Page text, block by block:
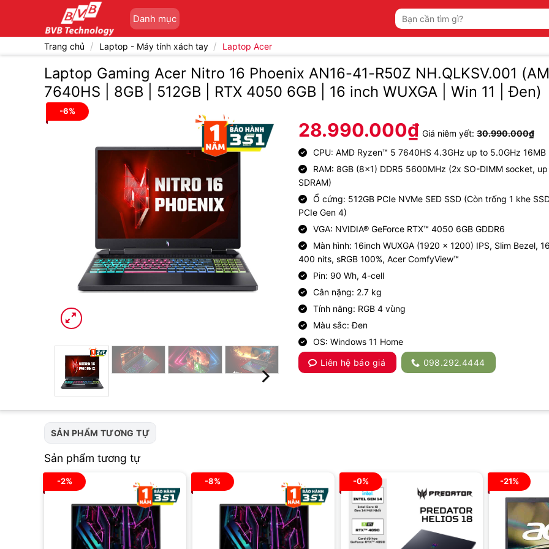
Danh mục
Tìm
kiếm:
Trang chủ / Laptop - Máy tính xách tay / Laptop Acer
Laptop Gaming Acer Nitro 16 Phoenix AN16-41-R50Z NH.QLKSV.001
7640HS | 8GB | 512GB | RTX 4050 6GB | 16 inch WUXGA | Win 11 | Đen)
-6%
28.990.000₫ Giá niêm yết: 30.990.000₫
CPU: AMD Ryzen™ 5 7640HS 4.3GHz up to 5.0GHz 16MB
RAM: 8GB (8×1) DDR5 5600MHz (2x SO-DIMM socket,
SDRAM)
Ổ cứng: 512GB PCIe NVMe SED SSD (Còn trống 1 khe
PCIe Gen 4)
VGA: NVIDIA® GeForce RTX™ 4050 6GB GDDR6
Màn hình: 16inch WUXGA (1920 x 1200) IPS, Slim Bezel,
400 nits, sRGB 100%, Acer ComfyView™
Pin: 90 Wh, 4-cell
Cân nặng: 2.7 kg
Tính năng: RGB 4 vùng
Màu sắc: Đen
OS: Windows 11 Home
Liên hệ báo giá
098.292.4444
SẢN PHẨM TƯƠNG TỰ
Sản phẩm tương tự
-2% -8% -0% -21%